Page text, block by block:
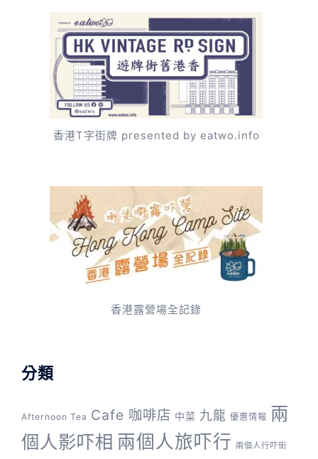
香港T字街牌 presented by eatwo.info
香港露營場全記錄
分類
Afternoon Tea Cafe 咖啡店 中菜 九龍 優惠情報 兩
個人影吓相 兩個人旅吓行 兩個人行吓街